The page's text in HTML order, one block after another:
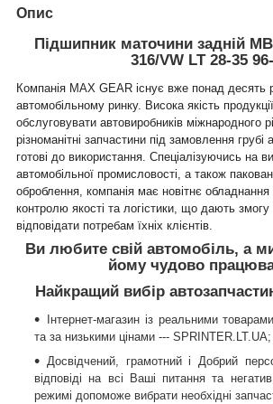
Опис
Підшипник маточини задній
316/VW LT 28-35 96-
Компанія MAX GEAR існує вже понад десять
автомобільному ринку. Висока якість
обслуговувати автовиробників міжнародного
різноманітні запчастини під замовлення грубі
готові до використання. Спеціалізуючись на
автомобільної промисловості, а також
оброблення, компанія має новітнє
контролю якості та логістики, що дають змогу
відповідати потребам їхніх клієнтів.
Ви любите свій автомобіль, а
йому чудово
Найкращий вибір
Інтернет-магазин із реальними
та за низькими цінами --- SPRINTER.LT.UA;
Досвідчений, грамотний і Добрий
відповіді на всі Ваші питання та
режимі допоможе вибрати необхідні